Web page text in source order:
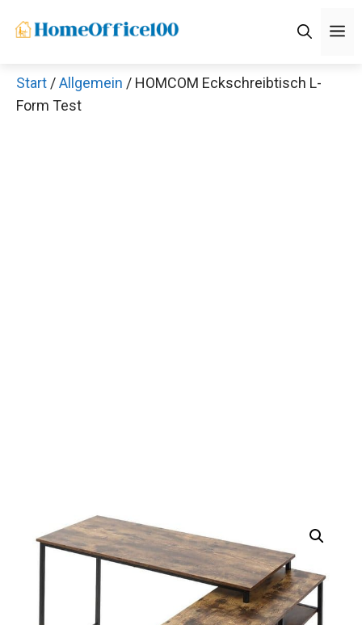
Inhalt
Start /Allgemein / HOMCOM Eckschreibtisch L-
Form Test